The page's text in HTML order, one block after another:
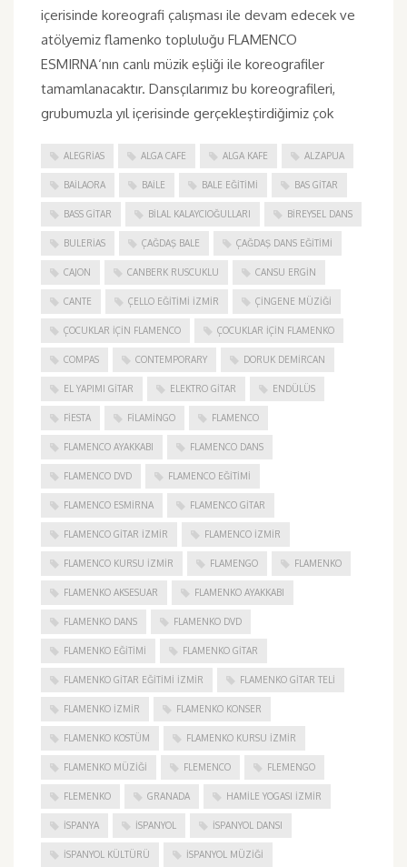
içerisinde koreografi çalışması ile devam edecek ve
atölyemiz flamenko topluluğu FLAMENCO
ESMIRNA‘nın canlı müzik eşliği ile koreografiler
tamamlanacaktır. Dansçılarımız bu koreografileri,
grubumuzla yıl içerisinde gerçekleştirdiğimiz çok
ALEGRIAS ALGA CAFE ALGA KAFE ALZAPUA
BAILAORA BAILE BALE EĞITIMI BAS GITAR
BASS GITAR BILAL KALAYCIOĞULLARI BIREYSEL DANS
BULERIAS ÇAĞDAŞ BALE ÇAĞDAŞ DANS EĞITIMI
CAJON CANBERK RUSCUKLU CANSU ERGIN
CANTE ÇELLO EĞITIMI İZMIR ÇINGENE MÜZIĞI
ÇOCUKLAR IÇIN FLAMENCO ÇOCUKLAR IÇIN FLAMENKO
COMPAS CONTEMPORARY DORUK DEMIRCAN
EL YAPIMI GITAR ELEKTRO GITAR ENDÜLÜS
FIESTA FILAMINGO FLAMENCO
FLAMENCO AYAKKABI FLAMENCO DANS
FLAMENCO DVD FLAMENCO EĞITIMI
FLAMENCO ESMIRNA FLAMENCO GITAR
FLAMENCO GITAR İZMIR FLAMENCO IZMIR
FLAMENCO KURSU İZMIR FLAMENGO FLAMENKO
FLAMENKO AKSESUAR FLAMENKO AYAKKABI
FLAMENKO DANS FLAMENKO DVD
FLAMENKO EĞITIMI FLAMENKO GITAR
FLAMENKO GITAR EĞITIMI İZMIR FLAMENKO GITAR TELI
FLAMENKO IZMIR FLAMENKO KONSER
FLAMENKO KOSTÜM FLAMENKO KURSU İZMIR
FLAMENKO MÜZIĞI FLEMENCO FLEMENGO
FLEMENKO GRANADA HAMILE YOGASI İZMIR
ISPANYA İSPANYOL İSPANYOL DANSI
İSPANYOL KÜLTÜRÜ İSPANYOL MÜZIĞI